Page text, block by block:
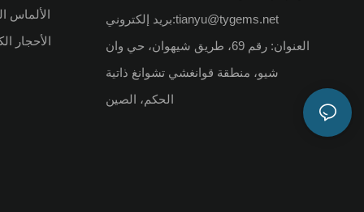
الألماس
الأحجار
بريد إلكتروني:tianyu@tygems.net
العنوان: رقم 69، طريق شيهوان، حي وان
شيو، منطقة قوانغشي تشوانغ ذاتية
الحكم، الصين